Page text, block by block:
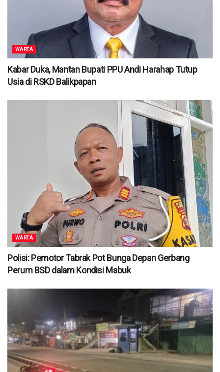
WARTA
Kabar Duka, Mantan Bupati PPU Andi Harahap Tutup
Usia di RSKD Balikpapan
WARTA
Polisi: Pemotor Tabrak Pot Bunga Depan Gerbang
Perum BSD dalam Kondisi Mabuk